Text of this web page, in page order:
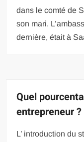
dans le comté de
son mari.
dernière, était à
Quel
entrepreneur ?
L’ introduction du